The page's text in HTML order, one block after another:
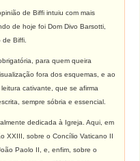
de Biffi intuiu com mais
de hoje foi Dom Divo Barsotti,
Biffi.
para quem queira
fora dos esquemas, e ao
cativante, que se afirma
sempre sóbria e essencial.
dedicada à Igreja. Aqui, em
XXIII, sobre o Concílio Vaticano II
Paolo II, e, enfim, sobre o